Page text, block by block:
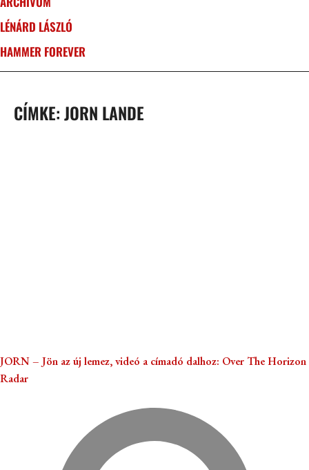
LÉNÁRD LÁSZLÓ
HAMMER FOREVER
CÍMKE: JORN LANDE
JORN – Jön az új lemez, videó a címadó dalhoz: Over The Horizon
Radar